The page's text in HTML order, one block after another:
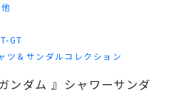
GT
ツ＆サンダルコレクション
ンダム 』シャワーサンダ